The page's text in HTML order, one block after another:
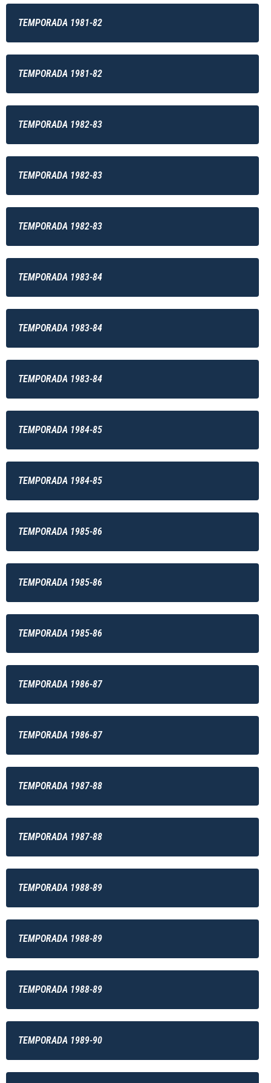
TEMPORADA 1981-82
TEMPORADA 1981-82
TEMPORADA 1982-83
TEMPORADA 1982-83
TEMPORADA 1982-83
TEMPORADA 1983-84
TEMPORADA 1983-84
TEMPORADA 1983-84
TEMPORADA 1984-85
TEMPORADA 1984-85
TEMPORADA 1985-86
TEMPORADA 1985-86
TEMPORADA 1985-86
TEMPORADA 1986-87
TEMPORADA 1986-87
TEMPORADA 1987-88
TEMPORADA 1987-88
TEMPORADA 1988-89
TEMPORADA 1988-89
TEMPORADA 1988-89
TEMPORADA 1989-90